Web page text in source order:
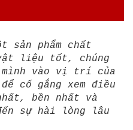
sản phẩm chất
liệu tốt, chúng
vào vị trí của
để cố gắng xem điều
bền nhất và
sự hài lòng lâu